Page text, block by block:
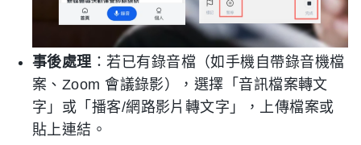
事後處理：若已有錄音檔（如手機自帶錄音機檔
案、Zoom 會議錄影），選擇「音訊檔案轉文
字」或「播客/網路影片轉文字」，上傳檔案或
貼上連結。